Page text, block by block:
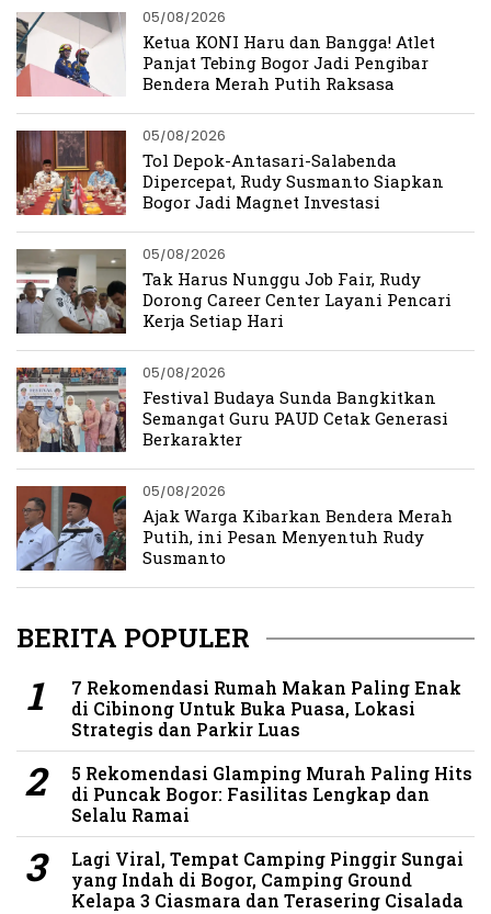
05/08/2026
Ketua KONI Haru dan Bangga! Atlet
Panjat Tebing Bogor Jadi Pengibar
Bendera Merah Putih Raksasa
05/08/2026
Tol Depok-Antasari-Salabenda
Dipercepat, Rudy Susmanto Siapkan
Bogor Jadi Magnet Investasi
05/08/2026
Tak Harus Nunggu Job Fair, Rudy
Dorong Career Center Layani Pencari
Kerja Setiap Hari
05/08/2026
Festival Budaya Sunda Bangkitkan
Semangat Guru PAUD Cetak Generasi
Berkarakter
05/08/2026
Ajak Warga Kibarkan Bendera Merah
Putih, ini Pesan Menyentuh Rudy
Susmanto
BERITA POPULER
7 Rekomendasi Rumah Makan Paling Enak
di Cibinong Untuk Buka Puasa, Lokasi
Strategis dan Parkir Luas
5 Rekomendasi Glamping Murah Paling Hits
di Puncak Bogor: Fasilitas Lengkap dan
Selalu Ramai
Lagi Viral, Tempat Camping Pinggir Sungai
yang Indah di Bogor, Camping Ground
Kelapa 3 Ciasmara dan Terasering Cisalada